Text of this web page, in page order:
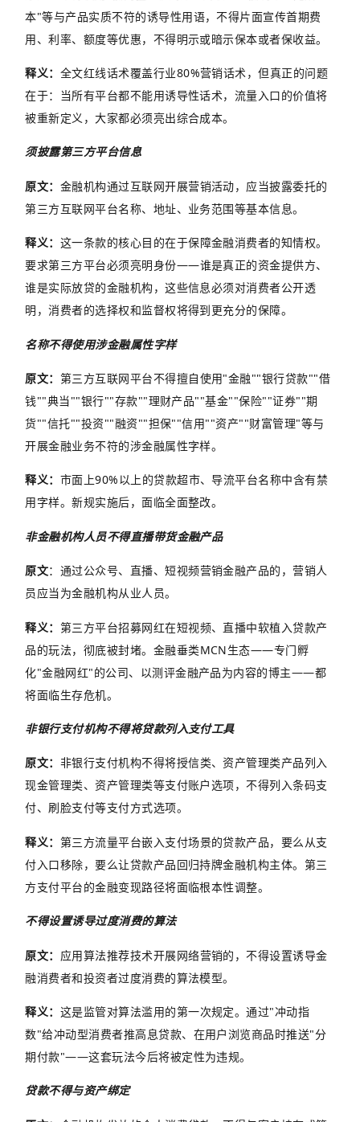
本"等与产品实质不符的诱导性用语，不得片面宣传首期费
用、利率、额度等优惠，不得明示或暗示保本或者保收益。
释义： 全文红线话术覆盖行业80%营销话术，但真正的问题
在于：当所有平台都不能用诱导性话术，流量入口的价值将
被重新定义，大家都必须亮出综合成本。
须披露第三方平台信息
原文： 金融机构通过互联网开展营销活动，应当披露委托的
第三方互联网平台名称、地址、业务范围等基本信息。
释义： 这一条款的核心目的在于保障金融消费者的知情权。
要求第三方平台必须亮明身份——谁是真正的资金提供方、
谁是实际放贷的金融机构，这些信息必须对消费者公开透
明，消费者的选择权和监督权将得到更充分的保障。
名称不得使用涉金融属性字样
原文： 第三方互联网平台不得擅自使用"金融""银行贷款""借
钱""典当""银行""存款""理财产品""基金""保险""证券""期
货""信托""投资""融资""担保""信用""资产""财富管理"等与
开展金融业务不符的涉金融属性字样。
释义： 市面上90%以上的贷款超市、导流平台名称中含有禁
用字样。新规实施后，面临全面整改。
非金融机构人员不得直播带货金融产品
原文： 通过公众号、直播、短视频营销金融产品的，营销人
员应当为金融机构从业人员。
释义： 第三方平台招募网红在短视频、直播中软植入贷款产
品的玩法，彻底被封堵。金融垂类MCN生态——专门孵
化"金融网红"的公司、以测评金融产品为内容的博主——都
将面临生存危机。
非银行支付机构不得将贷款列入支付工具
原文： 非银行支付机构不得将授信类、资产管理类产品列入
现金管理类、资产管理类等支付账户选项，不得列入条码支
付、刷脸支付等支付方式选项。
释义： 第三方流量平台嵌入支付场景的贷款产品，要么从支
付入口移除，要么让贷款产品回归持牌金融机构主体。第三
方支付平台的金融变现路径将面临根本性调整。
不得设置诱导过度消费的算法
原文： 应用算法推荐技术开展网络营销的，不得设置诱导金
融消费者和投资者过度消费的算法模型。
释义： 这是监管对算法滥用的第一次规定。通过"冲动指
数"给冲动型消费者推高息贷款、在用户浏览商品时推送"分
期付款"——这套玩法今后将被定性为违规。
贷款不得与资产绑定